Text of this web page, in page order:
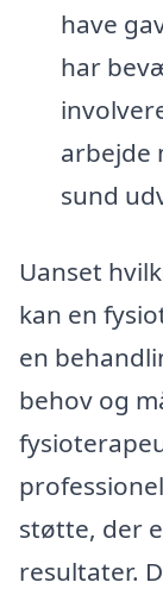
have
har
arbejde
sund
Uanset
kan en
en
behov og
støtte, der
resultater.